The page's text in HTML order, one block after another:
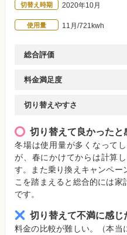
切替え時期 2020年10月
使用量 11月/721kwh
総合評価
料金満足度
切り替えやすさ
切り替えて良かったと
冬場は使用量が多くなって
が、春にかけてからは計算
す。また乗り換えキャンペー
こを踏まえると総合的には家
です。
切り替えて不満に感じ
料金の比較が難しい。（本当